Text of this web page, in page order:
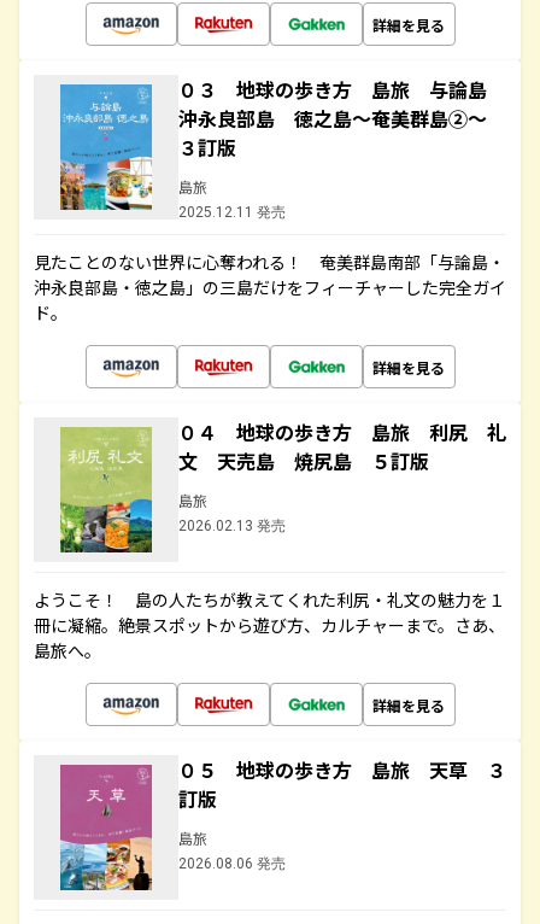
詳細を見る
０３ 地球の歩き方 島旅 与論島
沖永良部島 徳之島～奄美群島②～
３訂版
島旅
2025.12.11 発売
見たことのない世界に心奪われる！ 奄美群島南部「与論島・
沖永良部島・徳之島」の三島だけをフィーチャーした完全ガイ
ド。
詳細を見る
０４ 地球の歩き方 島旅 利尻 礼
文 天売島 焼尻島 ５訂版
島旅
2026.02.13 発売
ようこそ！ 島の人たちが教えてくれた利尻・礼文の魅力を１
冊に凝縮。絶景スポットから遊び方、カルチャーまで。さあ、
島旅へ。
詳細を見る
０５ 地球の歩き方 島旅 天草 ３
訂版
島旅
2026.08.06 発売